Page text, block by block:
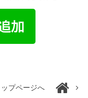
ップページへ